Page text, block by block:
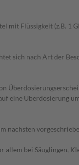
mit Flüssigkeit (z.B. 1
sich nach Art der
eine Überdosierung
nächsten
allem bei Säuglingen,